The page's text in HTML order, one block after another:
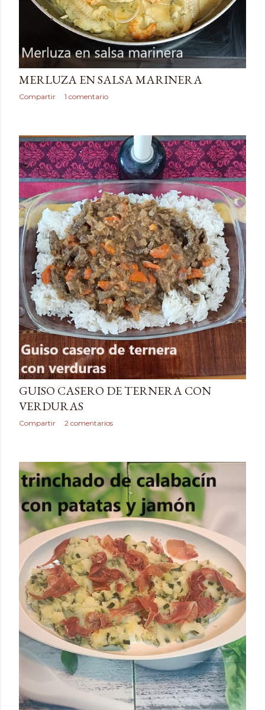
julio 11, 2026
MERLUZA EN SALSA MARINERA
Compartir 1 comentario
julio 07, 2026
GUISO CASERO DE TERNERA CON
VERDURAS
Compartir 2 comentarios